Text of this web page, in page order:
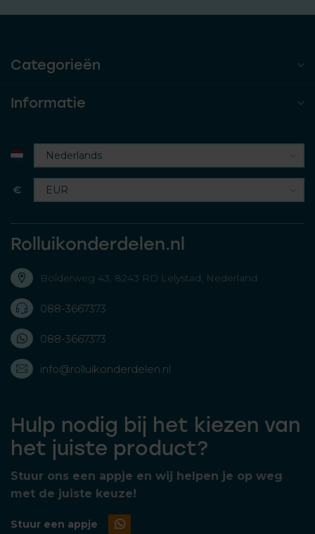
Categorieën
Informatie
€
Rolluikonderdelen.nl
Bolderweg 43, 8243 RD Lelystad, Nederland
088-3667373
088-3667373
info@rolluikonderdelen.nl
Hulp nodig bij het kiezen van
het juiste product?
Stuur ons een appje en wij helpen je op weg
met de juiste keuze!
Stuur een appje